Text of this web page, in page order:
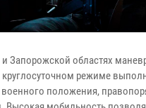
и Запорожской областях
круглосуточном режиме
положения,